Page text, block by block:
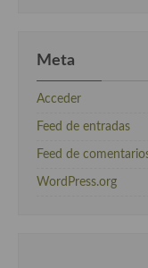
Meta
Acceder
Feed de entradas
Feed de
WordPress.org